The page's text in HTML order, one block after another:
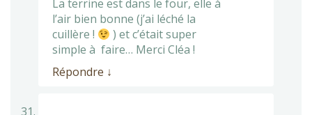
La terrine est dans le four, elle à
l’air bien bonne (j’ai léché la
cuillère !
) et c’était super
simple à faire… Merci Cléa !
Répondre ↓